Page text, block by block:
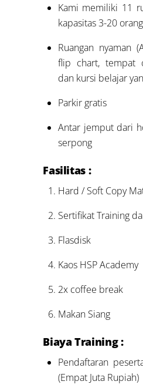
Kami memiliki 11
kapasitas 3-20 orang
Ruangan nyaman
flip chart, tempat
dan kursi belajar
Parkir gratis
Antar jemput dari
serpong
Fasilitas :
Hard / Soft Copy
Sertifikat Training
Flasdisk
Kaos HSP Academy
2x coffee break
Makan Siang
Biaya Training :
Pendaftaran
(Empat Juta Rupiah)